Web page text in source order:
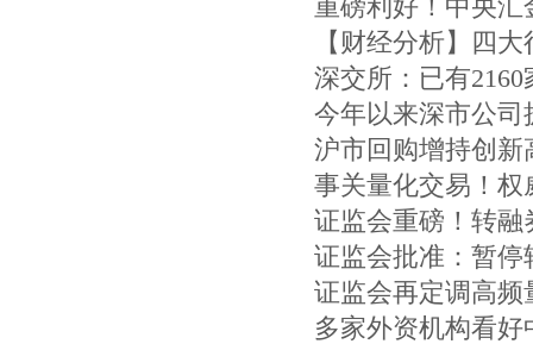
重磅利好！中央汇
【财经分析】四
深交所：已有
今年以来深市公司
沪市回购增持创
事关量化交易！权
证监会重磅！转融
证监会批准：暂停
证监会再定调高频
多家外资机构看